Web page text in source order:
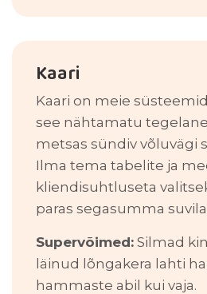
Kaari
Kaari on meie
see nähtamatu
metsas sündiv võluvägi
Ilma tema tabelite ja
kliendisuhtluseta
paras segasumma
Supervõimed: Silmad
läinud lõngakera lahti
hammaste abil kui vaja.